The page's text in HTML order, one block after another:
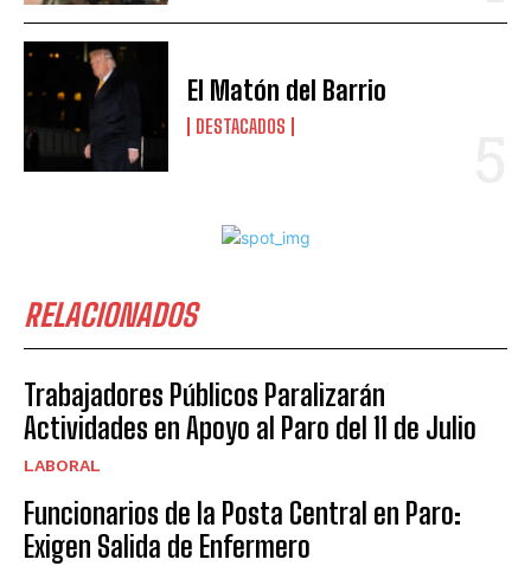
El Matón del Barrio
DESTACADOS
RELACIONADOS
Trabajadores Públicos Paralizarán
Actividades en Apoyo al Paro del 11 de Julio
LABORAL
Funcionarios de la Posta Central en Paro:
Exigen Salida de Enfermero